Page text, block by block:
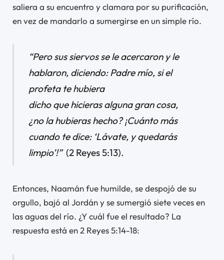
saliera a su encuentro y clamara por su purificación,
en vez de mandarlo a sumergirse en un simple río.
“Pero sus siervos se le acercaron y le
hablaron, diciendo: Padre mío, si el
profeta te hubiera
dicho que hicieras alguna gran cosa,
¿no la hubieras hecho? ¡Cuánto más
cuando te dice: ‘Lávate, y quedarás
limpio’!”(2 Reyes 5:13).
Entonces, Naamán fue humilde, se despojó de su
orgullo, bajó al Jordán y se sumergió siete veces en
las aguas del río. ¿Y cuál fue el resultado? La
respuesta está en 2 Reyes 5:14-18: